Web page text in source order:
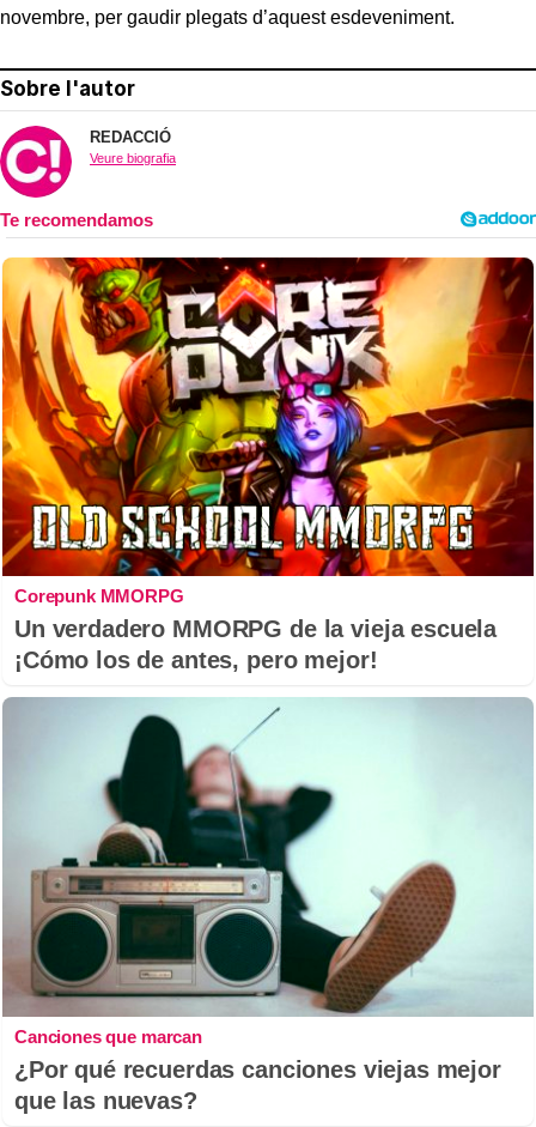
novembre, per gaudir plegats d’aquest esdeveniment.
Sobre l'autor
REDACCIÓ
Veure biografia
Corepunk MMORPG
Un verdadero MMORPG de la vieja escuela
¡Cómo los de antes, pero mejor!
Canciones que marcan
¿Por qué recuerdas canciones viejas mejor
que las nuevas?